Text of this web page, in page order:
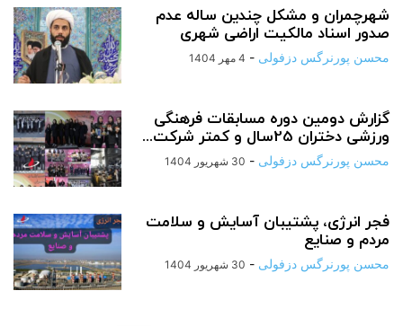
شهرچمران و مشکل چندین ساله عدم
صدور اسناد مالکیت اراضی شهری
محسن پورنرگس دزفولی - 4 مهر 1404
گزارش دومین دوره مسابقات فرهنگی
ورزشی دختران 25سال و کمتر شرکت...
محسن پورنرگس دزفولی - 30 شهریور 1404
فجر انرژی، پشتیبان آسایش و سلامت
مردم و صنایع
محسن پورنرگس دزفولی - 30 شهریور 1404